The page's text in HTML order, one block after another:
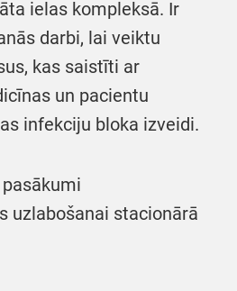
ielas kompleksā. Ir
darbi, lai veiktu
kas saistīti ar
un pacientu
infekciju bloka izveidi.
uzlabošanai stacionārā